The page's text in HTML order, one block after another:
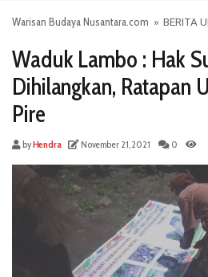
Warisan Budaya Nusantara.com » BERITA
Waduk Lambo : Hak
Dihilangkan, Ratapan
Pire
byHendra November 21, 2021 0